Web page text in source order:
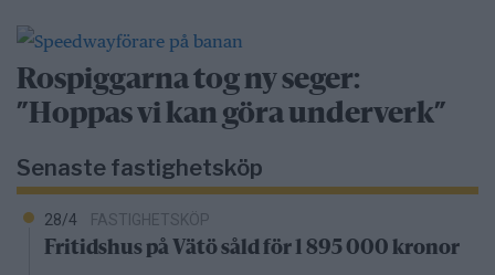
Rospiggarna tog ny seger:
”Hoppas vi kan göra underverk”
Senaste fastighetsköp
28/4 FASTIGHETSKÖP
Fritidshus på Vätö såld för 1 895 000 kronor